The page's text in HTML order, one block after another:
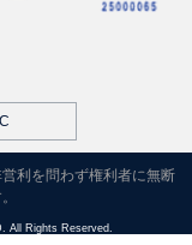
利を問わず権利者に無断
All Rights Reserved.